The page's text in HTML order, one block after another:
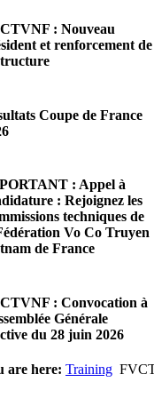
: Nouveau
et renforcement de
are no translations
Présidentes,
more...
Coupe de France
are no translations
sur ce lien
accéder aux résultats
more...
: Appel à
: Rejoignez les
techniques de
Vo Co Truyen
de France
are no translations
la
Monsieur le
more...
: Convocation à
Générale
du 28 juin 2026
2026 23:00
are here: Training